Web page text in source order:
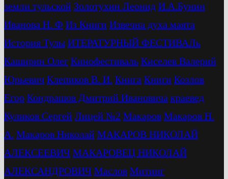
земли тульской Золотухин Леонид И.А.Бунин
Иванова Н. Ф Из Книги Извечна духа маята
История Тулы ИТЕРАТУРНЫЙ ФЕСТИВАЛь
Каширин Олег Кинофестиваль Киселев Валерий
Юрьевич Клепиков В. И. Книга Книги Козлов
Егор Кондрашов Дмитрий Ивановича краевед
Куликов Сергей Лицей №2 Макаров Макаров Н.
А. Макаров Николай МАКАРОВ НИКОЛАЙ
АЛЕКСЕЕВИЧ МАКАРОВЕЦ НИКОЛАЙ
АЛЕКСАНДРОВИЧ Маслов Митинг